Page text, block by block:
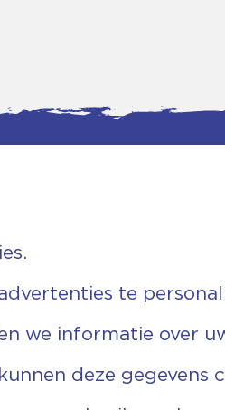
PA Ommen
455 767
te
we informatie over
deze